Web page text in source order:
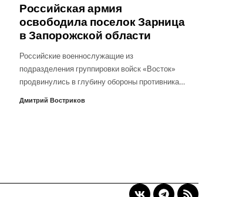
Российская армия
освободила поселок Зарница
в Запорожской области
Российские военнослужащие из
подразделения группировки войск «Восток»
продвинулись в глубину обороны противника…
Дмитрий Востриков